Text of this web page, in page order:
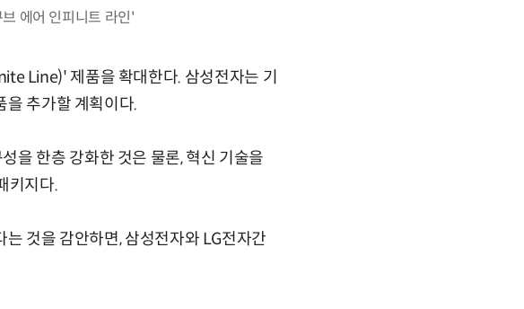
에어 인피니트 라인'
Line)' 제품을 확대한다. 삼성전자는 기
추가할 계획이다.
을 한층 강화한 것은 물론, 혁신 기술을
키지다.
것을 감안하면, 삼성전자와 LG전자간